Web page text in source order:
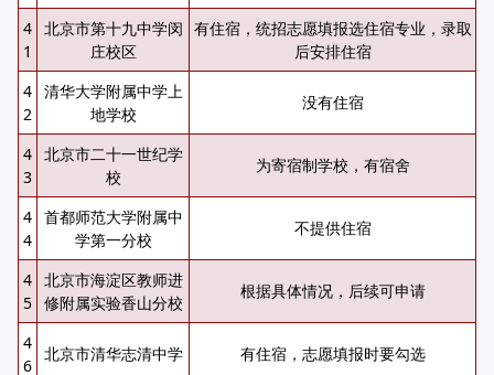
4
1
北京市第十九中学闵
庄校区
有住宿，统招志愿填报选住宿专业，录取
后安排住宿
4
2
清华大学附属中学上
地学校
没有住宿
4
3
北京市二十一世纪学
校
为寄宿制学校，有宿舍
4
4
首都师范大学附属中
学第一分校
不提供住宿
4
5
北京市海淀区教师进
修附属实验香山分校
根据具体情况，后续可申请
4
6
北京市清华志清中学 有住宿，志愿填报时要勾选